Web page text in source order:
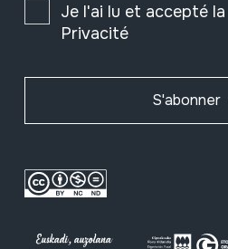
Je l'ai lu et accepté la
Privacité
S'abonner